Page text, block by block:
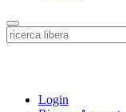
Login